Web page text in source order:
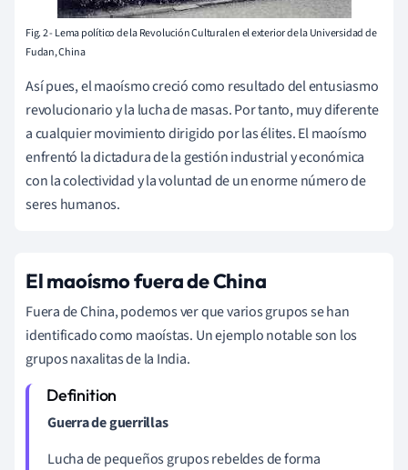
Fig. 2 - Lema político de la Revolución Cultural en el exterior de la Universidad de
Fudan, China
Así pues, el maoísmo creció como resultado del entusiasmo
revolucionario y la lucha de masas. Por tanto, muy diferente
a cualquier movimiento dirigido por las élites. El maoísmo
enfrentó la dictadura de la gestión industrial y económica
con la colectividad y la voluntad de un enorme número de
seres humanos.
El maoísmo fuera de China
Fuera de China, podemos ver que varios grupos se han
identificado como maoístas. Un ejemplo notable son los
grupos naxalitas de la India.
Guerra de guerrillas
Lucha de pequeños grupos rebeldes de forma